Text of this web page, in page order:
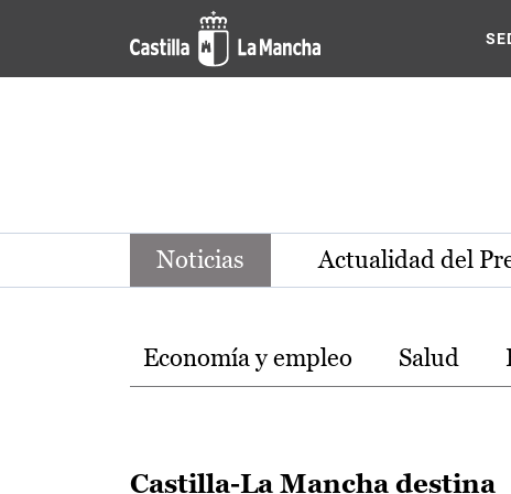
Pasar al contenido principal
Noticias de la región de
Noticias Actualidad del
Temas
Economía y empleo Salud
Castilla-La Mancha destina